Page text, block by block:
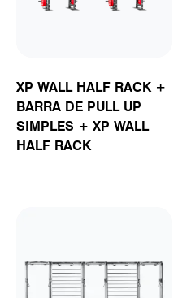
XP WALL HALF RACK +
BARRA DE PULL UP
SIMPLES + XP WALL
HALF RACK